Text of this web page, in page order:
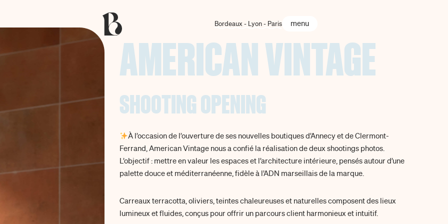
Bordeaux - Lyon - Paris menu
AMERICAN VINTAGE
SHOOTING OPENING
À l’occasion de l’ouverture de ses nouvelles boutiques d’Annecy et de Clermont-
Ferrand, American Vintage nous a confié la réalisation de deux shootings photos.
L’objectif : mettre en valeur les espaces et l’architecture intérieure, pensés autour d’une
palette douce et méditerranéenne, fidèle à l’ADN marseillais de la marque.
Carreaux terracotta, oliviers, teintes chaleureuses et naturelles composent des lieux
lumineux et fluides, conçus pour offrir un parcours client harmonieux et intuitif.